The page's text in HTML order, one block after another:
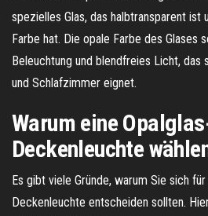
spezielles Glas, das halbtransparent ist
Farbe hat. Die opale Farbe des Glases
Beleuchtung und blendfreies Licht, das
und Schlafzimmer eignet.
Warum eine
Deckenleuchte
Es gibt viele Gründe, warum Sie sich für
Deckenleuchte entscheiden sollten.